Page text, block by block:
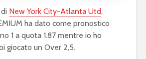
New York City-Atlanta Utd,
ha dato come pronostico
1 a quota 1.87 mentre io ho
giocato un Over 2,5.